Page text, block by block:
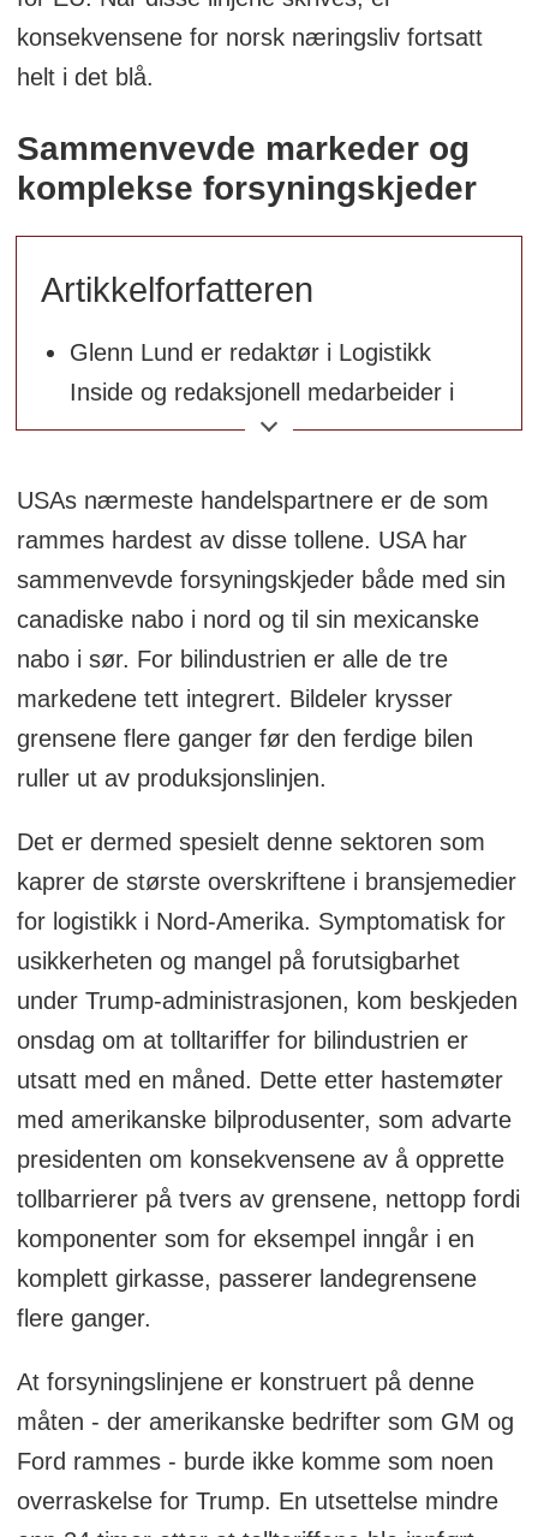
konsekvensene for norsk næringsliv fortsatt
helt i det blå.
Sammenvevde markeder og
komplekse forsyningskjeder
Artikkelforfatteren
Glenn Lund er redaktør i Logistikk
Inside og redaksjonell medarbeider i
forlagshuset Bjørgu AS der han skriver
Moderne Transport, Mtlogistikk.no,
Anlegg & Transport og AT.no.
Også bakgrunn innen
kommunikasjonsbransjen og som
fabrikkarbeider i produksjonsindustrien.
Dette er en kommentar som står for
artikkelforfatterens egen regning.
USAs nærmeste handelspartnere er de som
rammes hardest av disse tollene. USA har
sammenvevde forsyningskjeder både med sin
canadiske nabo i nord og til sin mexicanske
nabo i sør. For bilindustrien er alle de tre
markedene tett integrert. Bildeler krysser
grensene flere ganger før den ferdige bilen
ruller ut av produksjonslinjen.
Det er dermed spesielt denne sektoren som
kaprer de største overskriftene i bransjemedier
for logistikk i Nord-Amerika. Symptomatisk for
usikkerheten og mangel på forutsigbarhet
under Trump-administrasjonen, kom beskjeden
onsdag om at tolltariffer for bilindustrien er
utsatt med en måned. Dette etter hastemøter
med amerikanske bilprodusenter, som advarte
presidenten om konsekvensene av å opprette
tollbarrierer på tvers av grensene, nettopp fordi
komponenter som for eksempel inngår i en
komplett girkasse, passerer landegrensene
flere ganger.
At forsyningslinjene er konstruert på denne
måten - der amerikanske bedrifter som GM og
Ford rammes - burde ikke komme som noen
overraskelse for Trump. En utsettelse mindre